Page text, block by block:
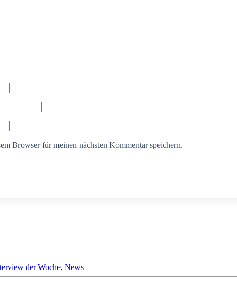
Browser für meinen nächsten Kommentar speichern.
der Woche, News